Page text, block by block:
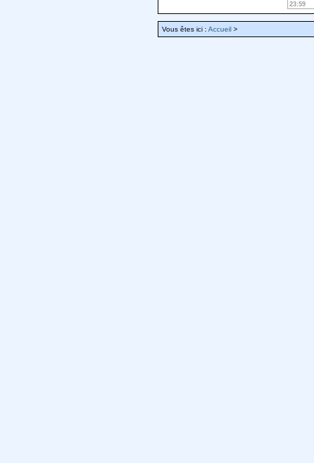
23:59
Vous êtes ici : Accueil >